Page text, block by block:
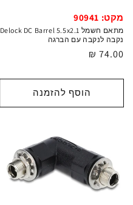
מקט: 90941
מתאם חשמל Delock DC Barrel 5.5x2.1
נקבה לנקבה עם הברגה
מחיר
74.00 ₪
הוסף להזמנה